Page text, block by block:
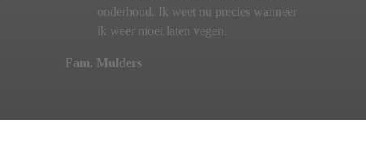
onderhoud. Ik weet nu precies wanneer
ik weer moet laten vegen.
Fam. Mulders